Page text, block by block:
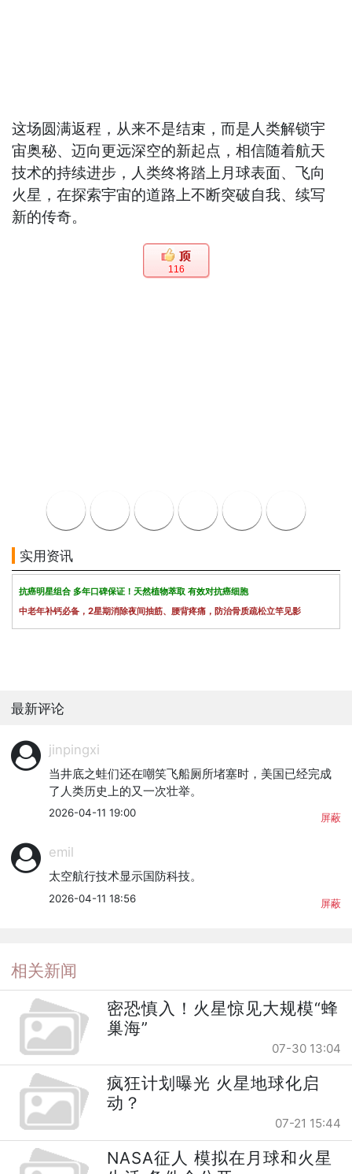
这场圆满返程，从来不是结束，而是人类解锁宇
宙奥秘、迈向更远深空的新起点，相信随着航天
技术的持续进步，人类终将踏上月球表面、飞向
火星，在探索宇宙的道路上不断突破自我、续写
新的传奇。
116
实用资讯
抗癌明星组合 多年口碑保证！天然植物萃取 有效对抗癌细胞
中老年补钙必备，2星期消除夜间抽筋、腰背疼痛，防治骨质疏松立竿见影
最新评论
jinpingxi
当井底之蛙们还在嘲笑飞船厕所堵塞时，美国已经完成
了人类历史上的又一次壮举。
2026-04-11 19:00 屏蔽
emil
太空航行技术显示国防科技。
2026-04-11 18:56 屏蔽
相关新闻
密恐慎入！火星惊见大规模“蜂
巢海”
07-30 13:04
疯狂计划曝光 火星地球化启
动？
07-21 15:44
NASA征人 模拟在月球和火星